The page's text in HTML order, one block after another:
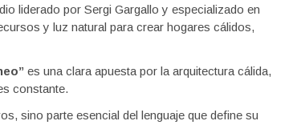
liderado por Sergi Gargallo y especializado en
y luz natural para crear hogares cálidos,
es una clara apuesta por la arquitectura cálida,
constante.
sino parte esencial del lenguaje que define su